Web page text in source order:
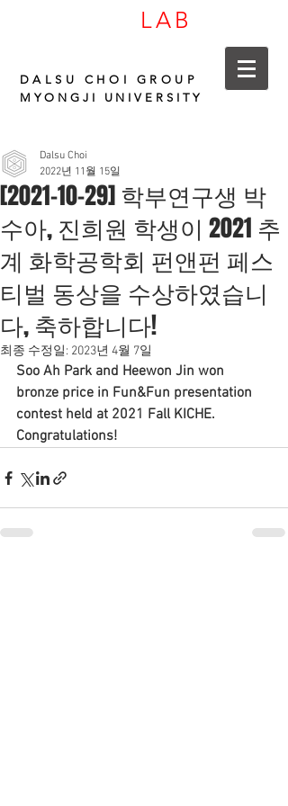
LAB
DALSU CHOI GROUP
MYONGJI UNIVERSITY
[2021-10-29] 학부연구생 박
수아, 진희원 학생이 2021 추
계 화학공학회 펀앤펀 페스
티벌 동상을 수상하였습니
다, 축하합니다!
Dalsu Choi
2022년 11월 15일
최종 수정일: 2023년 4월 7일
Soo Ah Park and Heewon Jin won
bronze price in Fun&Fun presentation
contest held at 2021 Fall KICHE.
Congratulations!